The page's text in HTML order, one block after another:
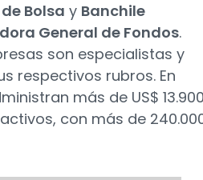
Bolsa y Banchile
General de Fondos.
son especialistas y
respectivos rubros. En
más de US$
con más de